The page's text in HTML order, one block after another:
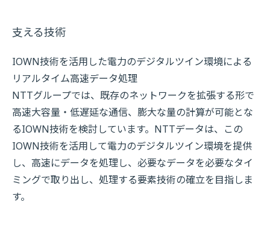
支える技術
IOWN技術を活用した電力のデジタルツイン環境による
リアルタイム高速データ処理
NTTグループでは、既存のネットワークを拡張する形で
高速大容量・低遅延な通信、膨大な量の計算が可能とな
るIOWN技術を検討しています。NTTデータは、この
IOWN技術を活用して電力のデジタルツイン環境を提供
し、高速にデータを処理し、必要なデータを必要なタイ
ミングで取り出し、処理する要素技術の確立を目指しま
す。